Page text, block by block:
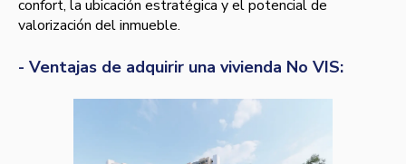
confort, la ubicación estratégica y el potencial de
valorización del inmueble.
- Ventajas de adquirir una vivienda No VIS: